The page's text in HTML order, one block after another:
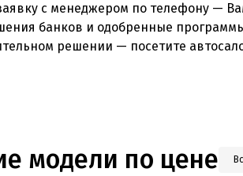
с менеджером по телефону —
банков и одобренные
решении — посетите
модели по цене